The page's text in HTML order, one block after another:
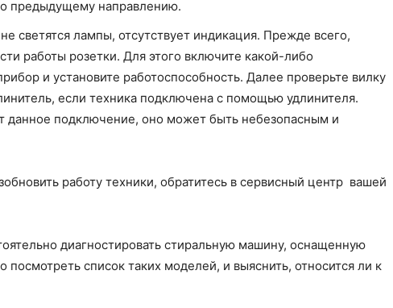
предыдущему направлению.
светятся лампы, отсутствует индикация. Прежде всего,
работы розетки. Для этого включите какой-либо
и установите работоспособность. Далее проверьте вилку
если техника подключена с помощью удлинителя.
данное подключение, оно может быть небезопасным и
работу техники, обратитесь в сервисный центр вашей
диагностировать стиральную машину, оснащенную
список таких моделей, и выяснить, относится ли к